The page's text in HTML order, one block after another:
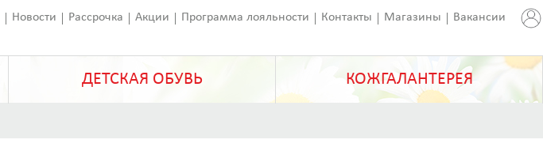
Новости Рассрочка Акции Программа лояльности Контакты Магазины Вакансии
ДЕТСКАЯ ОБУВЬ КОЖГАЛАНТЕРЕЯ